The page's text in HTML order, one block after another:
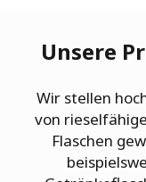
Unsere
Wir stellen
von
Flaschen